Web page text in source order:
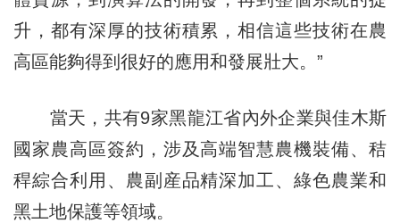
升，都有深厚的技術積累，相信這些技術在農
高區能夠得到很好的應用和發展壯大。”
當天，共有9家黑龍江省內外企業與佳木斯
國家農高區簽約，涉及高端智慧農機裝備、秸
稈綜合利用、農副産品精深加工、綠色農業和
黑土地保護等領域。